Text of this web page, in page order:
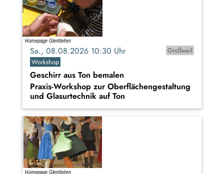
Sa., 08.08.2026 10:30 Uhr
Großweil
Workshop
Geschirr aus Ton bemalen
Praxis-Workshop zur Oberflächengestaltung
und Glasurtechnik auf Ton